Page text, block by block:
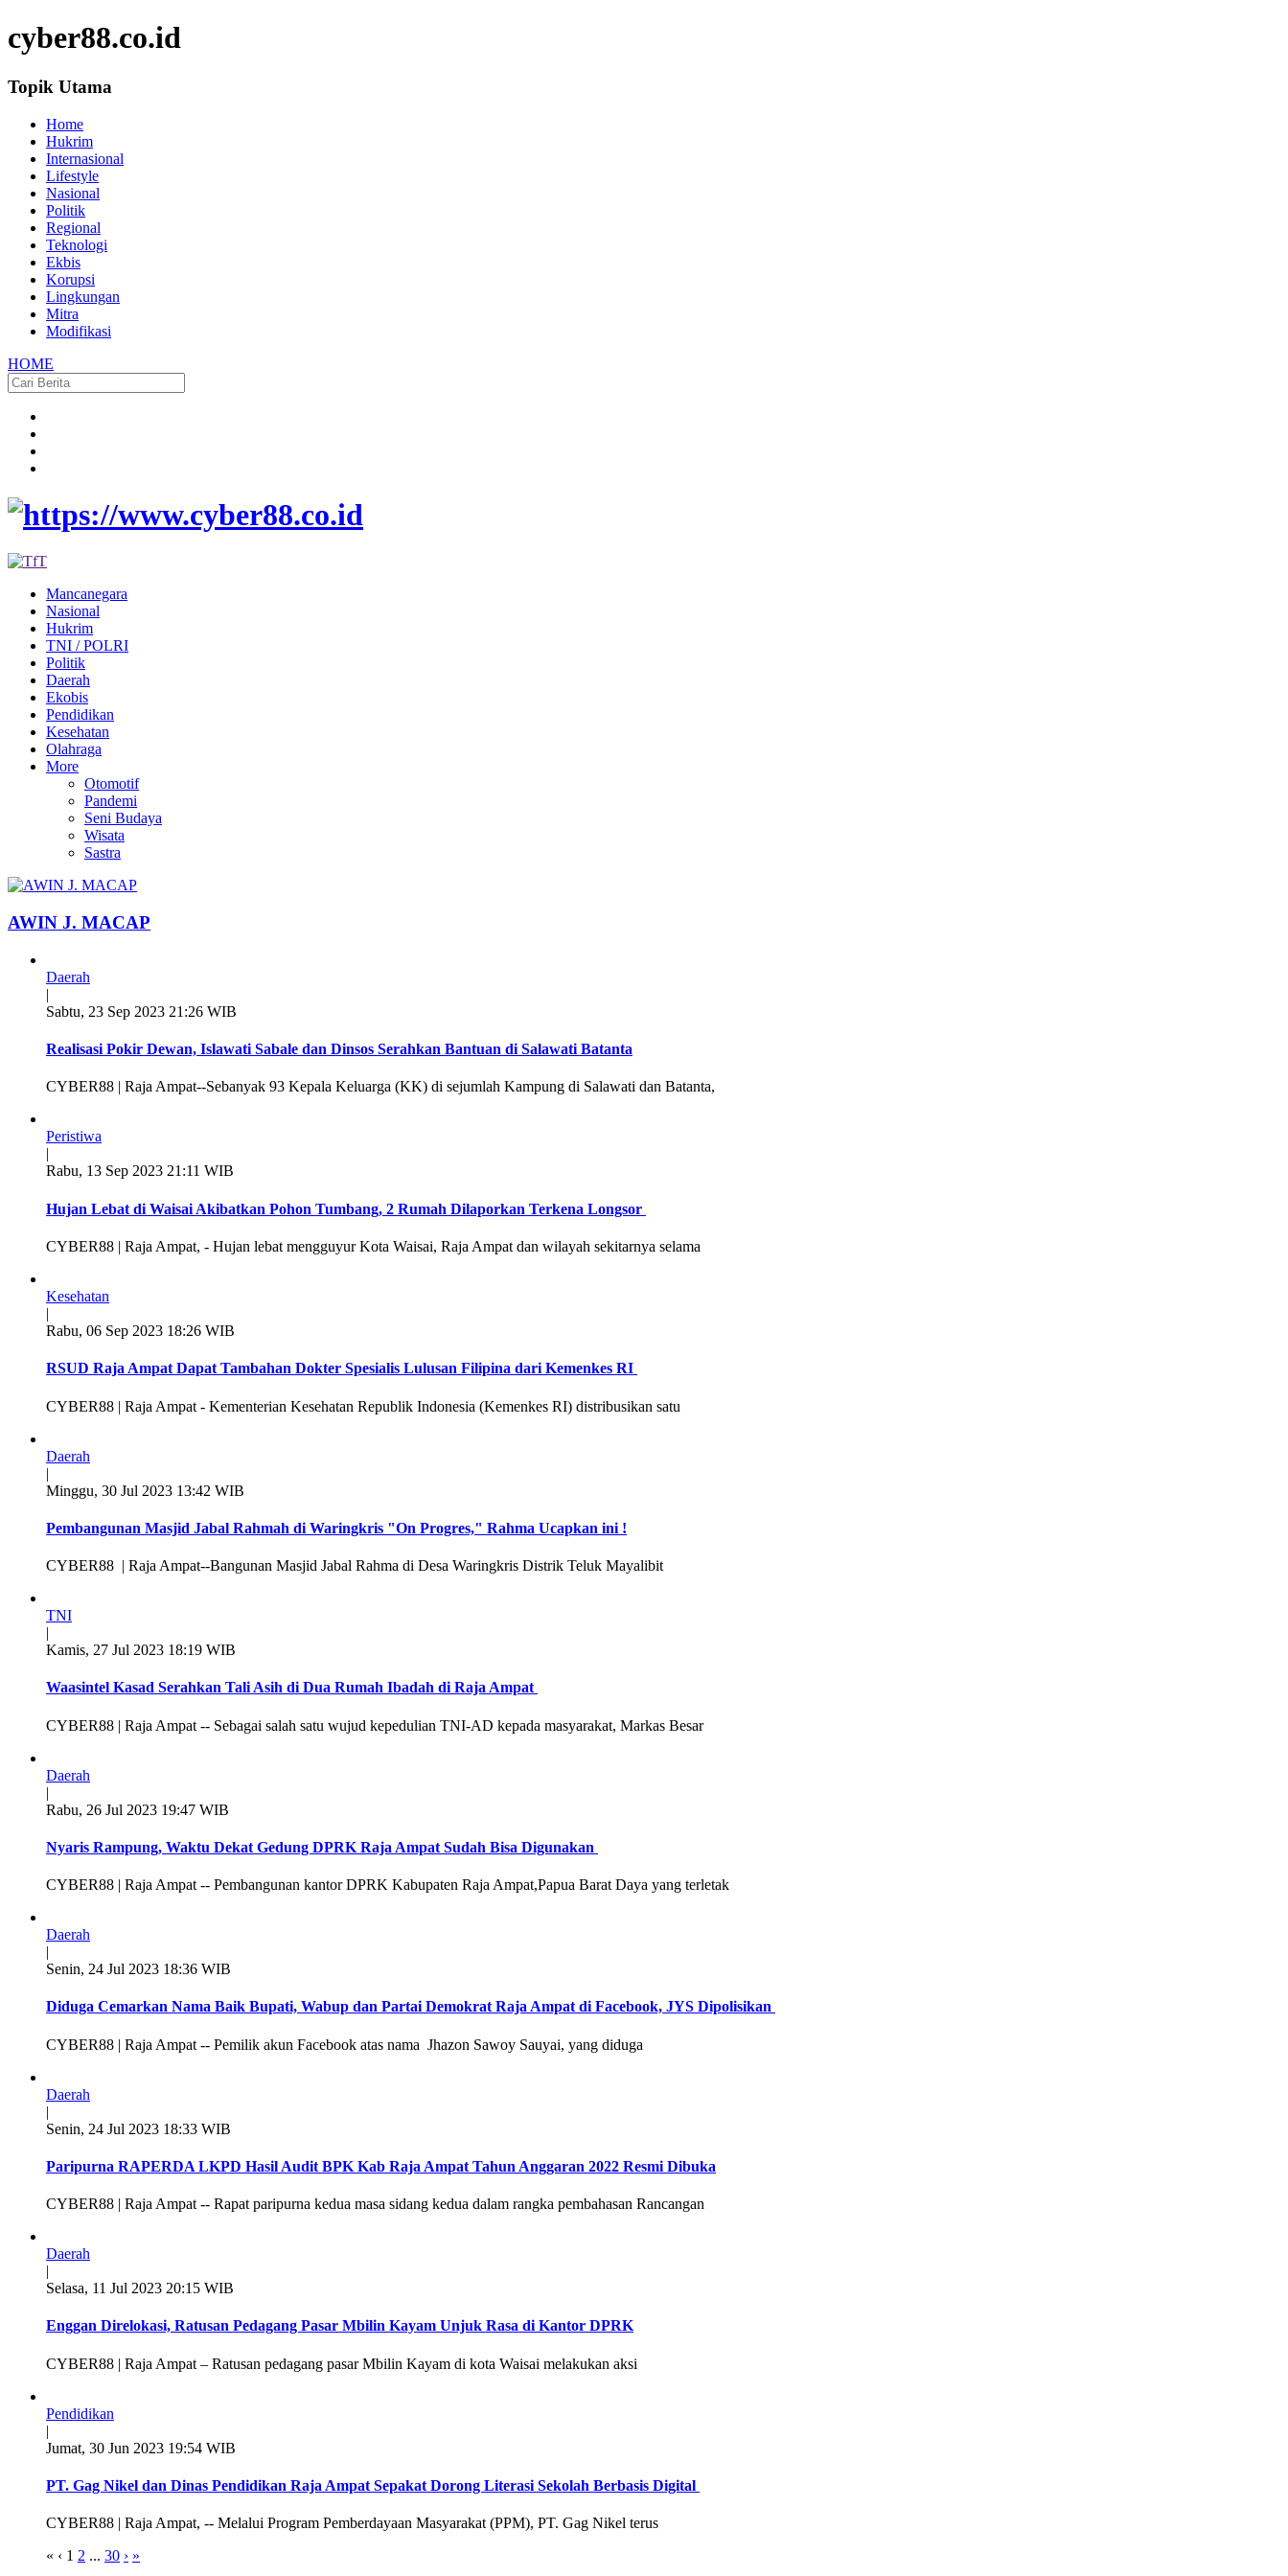
cyber88.co.id
Topik Utama
Home
Hukrim
Internasional
Lifestyle
Nasional
Politik
Regional
Teknologi
Ekbis
Korupsi
Lingkungan
Mitra
Modifikasi
HOME
Mancanegara
Nasional
Hukrim
TNI / POLRI
Politik
Daerah
Ekobis
Pendidikan
Kesehatan
Olahraga
More
Otomotif
Pandemi
Seni Budaya
Wisata
Sastra
AWIN J. MACAP
Daerah
|
Sabtu, 23 Sep 2023 21:26 WIB
Realisasi Pokir Dewan, Islawati Sabale dan Dinsos Serahkan Bantuan di Salawati Batanta
CYBER88 | Raja Ampat--Sebanyak 93 Kepala Keluarga (KK) di sejumlah Kampung di Salawati dan Batanta,
Peristiwa
|
Rabu, 13 Sep 2023 21:11 WIB
Hujan Lebat di Waisai Akibatkan Pohon Tumbang, 2 Rumah Dilaporkan Terkena Longsor
CYBER88 | Raja Ampat, - Hujan lebat mengguyur Kota Waisai, Raja Ampat dan wilayah sekitarnya selama
Kesehatan
|
Rabu, 06 Sep 2023 18:26 WIB
RSUD Raja Ampat Dapat Tambahan Dokter Spesialis Lulusan Filipina dari Kemenkes RI
CYBER88 | Raja Ampat - Kementerian Kesehatan Republik Indonesia (Kemenkes RI) distribusikan satu
Daerah
|
Minggu, 30 Jul 2023 13:42 WIB
Pembangunan Masjid Jabal Rahmah di Waringkris "On Progres," Rahma Ucapkan ini !
CYBER88 | Raja Ampat--Bangunan Masjid Jabal Rahma di Desa Waringkris Distrik Teluk Mayalibit
TNI
|
Kamis, 27 Jul 2023 18:19 WIB
Waasintel Kasad Serahkan Tali Asih di Dua Rumah Ibadah di Raja Ampat
CYBER88 | Raja Ampat -- Sebagai salah satu wujud kepedulian TNI-AD kepada masyarakat, Markas Besar
Daerah
|
Rabu, 26 Jul 2023 19:47 WIB
Nyaris Rampung, Waktu Dekat Gedung DPRK Raja Ampat Sudah Bisa Digunakan
CYBER88 | Raja Ampat -- Pembangunan kantor DPRK Kabupaten Raja Ampat,Papua Barat Daya yang terletak
Daerah
|
Senin, 24 Jul 2023 18:36 WIB
Diduga Cemarkan Nama Baik Bupati, Wabup dan Partai Demokrat Raja Ampat di Facebook, JYS Dipolisikan
CYBER88 | Raja Ampat -- Pemilik akun Facebook atas nama Jhazon Sawoy Sauyai, yang diduga
Daerah
|
Senin, 24 Jul 2023 18:33 WIB
Paripurna RAPERDA LKPD Hasil Audit BPK Kab Raja Ampat Tahun Anggaran 2022 Resmi Dibuka
CYBER88 | Raja Ampat -- Rapat paripurna kedua masa sidang kedua dalam rangka pembahasan Rancangan
Daerah
|
Selasa, 11 Jul 2023 20:15 WIB
Enggan Direlokasi, Ratusan Pedagang Pasar Mbilin Kayam Unjuk Rasa di Kantor DPRK
CYBER88 | Raja Ampat – Ratusan pedagang pasar Mbilin Kayam di kota Waisai melakukan aksi
Pendidikan
|
Jumat, 30 Jun 2023 19:54 WIB
PT. Gag Nikel dan Dinas Pendidikan Raja Ampat Sepakat Dorong Literasi Sekolah Berbasis Digital
CYBER88 | Raja Ampat, -- Melalui Program Pemberdayaan Masyarakat (PPM), PT. Gag Nikel terus
« ‹ 1 2 ... 30 › »